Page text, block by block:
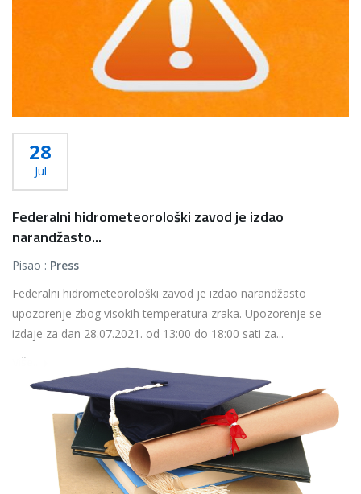
28
Jul
Federalni hidrometeorološki zavod je izdao
narandžasto...
Pisao : Press
Federalni hidrometeorološki zavod je izdao narandžasto
upozorenje zbog visokih temperatura zraka. Upozorenje se
izdaje za dan 28.07.2021. od 13:00 do 18:00 sati za...
Više...